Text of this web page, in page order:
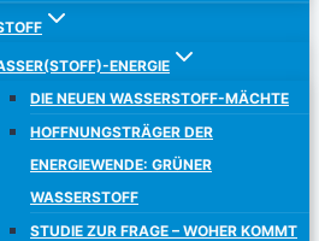
ENERGIE
DIE NEUEN WASSERSTOFF-MÄCHTE
HOFFNUNGSTRÄGER DER
ENERGIEWENDE: GRÜNER
WASSERSTOFF
STUDIE ZUR FRAGE – WOHER KOMMT